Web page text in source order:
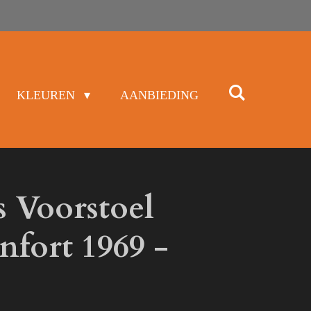
KLEUREN AANBIEDING
Voorstoel
1969 -